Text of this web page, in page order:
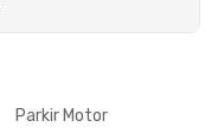
Parkir Motor